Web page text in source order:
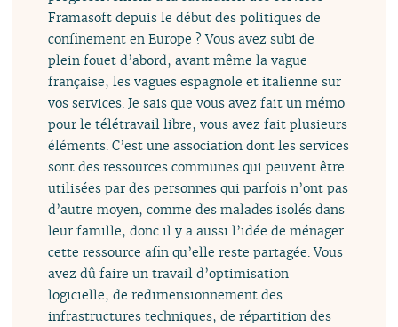
Framasoft depuis le début des politiques de
confinement en Europe ? Vous avez subi de
plein fouet d’abord, avant même la vague
française, les vagues espagnole et italienne sur
vos services. Je sais que vous avez fait un mémo
pour le télétravail libre, vous avez fait plusieurs
éléments. C’est une association dont les services
sont des ressources communes qui peuvent être
utilisées par des personnes qui parfois n’ont pas
d’autre moyen, comme des malades isolés dans
leur famille, donc il y a aussi l’idée de ménager
cette ressource afin qu’elle reste partagée. Vous
avez dû faire un travail d’optimisation
logicielle, de redimensionnement des
infrastructures techniques, de répartition des